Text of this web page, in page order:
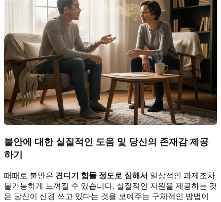
불안에 대한 실질적인 도움 및 당신의 존재감 제공
하기
때때로 불안은 견디기 힘들 정도로 심해서 일상적인 과제조차
불가능하게 느껴질 수 있습니다. 실질적인 지원을 제공하는 것
은 당신이 신경 쓰고 있다는 것을 보여주는 구체적인 방법이